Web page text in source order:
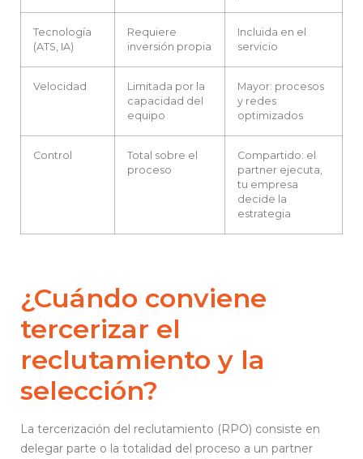
Tecnología
(ATS, IA)
Requiere
inversión propia
Incluida en el
servicio
Velocidad
Limitada por la
capacidad del
equipo
Mayor: procesos
y redes
optimizados
Control
Total sobre el
proceso
Compartido: el
partner ejecuta,
tu empresa
decide la
estrategia
¿Cuándo conviene
tercerizar el
reclutamiento y la
selección?
La tercerización del reclutamiento (RPO) consiste en
delegar parte o la totalidad del proceso a un partner